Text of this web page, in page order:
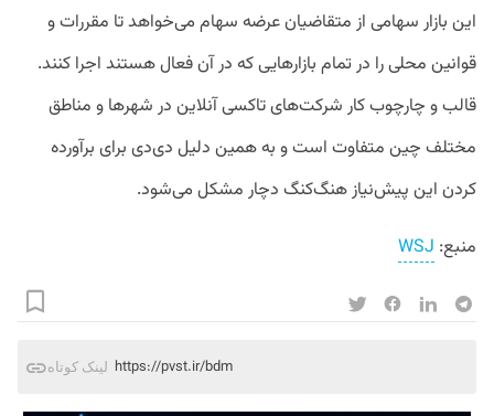
این بازار سهامی از متقاضیان عرضه سهام می‌خواهد تا مقررات و
قوانین محلی را در تمام بازارهایی که در آن فعال هستند اجرا کنند.
قالب و چارچوب کار شرکت‌های تاکسی آنلاین در شهر‌ها و مناطق
مختلف چین متفاوت است و به همین دلیل دی‌‌دی برای برآورده
کردن این پیش‌نیاز هنگ‌کنگ دچار مشکل می‌شود.
منبع: WSJ
لینک کوتاه https://pvst.ir/bdm